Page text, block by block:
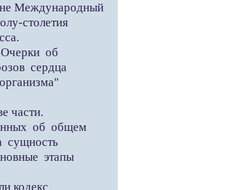
Международный
столетия
об
сердца
части.
об общем
сущность
этапы
кодекс